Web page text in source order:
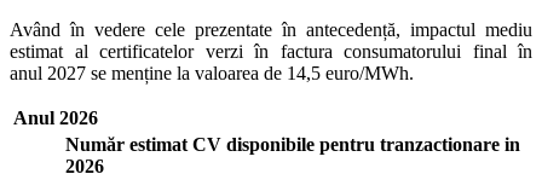
Având în vedere cele prezentate în antecedență, impactul mediu
estimat al certificatelor verzi în factura consumatorului final în
anul 2027 se menține la valoarea de 14,5 euro/MWh.
Anul 2026
Număr estimat CV disponibile pentru tranzactionare in
2026